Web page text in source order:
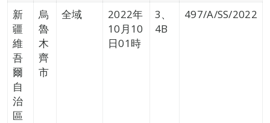
新
疆
維
吾
爾
自
治
區
烏
魯
木
齊
市
全域
2022年
10月10
日01時
3、
4B
497/A/SS/2022